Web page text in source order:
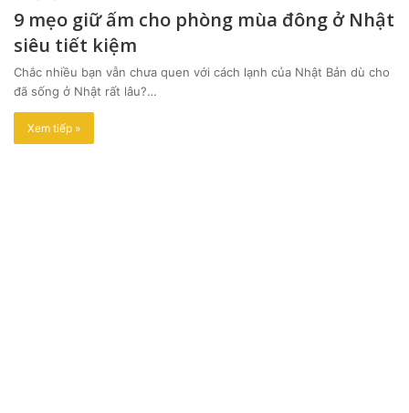
9 mẹo giữ ấm cho phòng mùa đông ở Nhật
siêu tiết kiệm
Chắc nhiều bạn vẫn chưa quen với cách lạnh của Nhật Bản dù cho
đã sống ở Nhật rất lâu?…
Xem tiếp »